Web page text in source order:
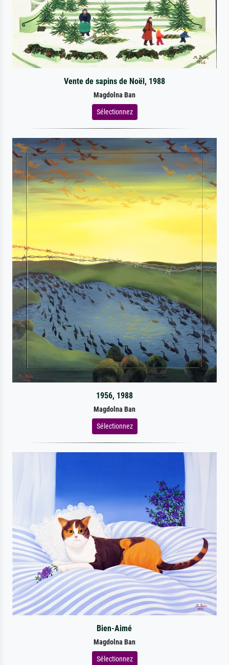
Vente de sapins de Noël, 1988
Magdolna Ban
Sélectionnez
1956, 1988
Magdolna Ban
Sélectionnez
Bien-Aimé
Magdolna Ban
Sélectionnez